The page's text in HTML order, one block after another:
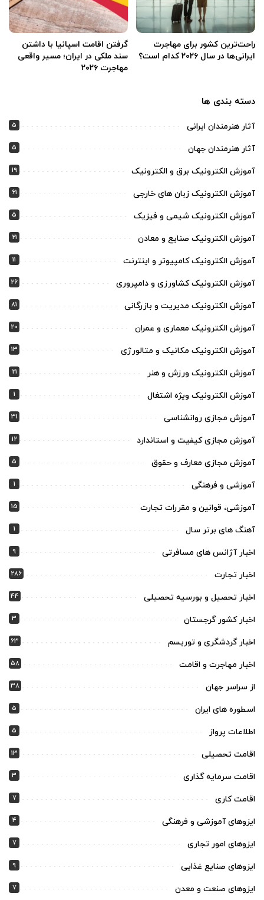
راحت‌ترین کشور برای مهاجرت
ایرانی‌ها در سال ۲۰۲۶ کدام است؟
گرفتن اقامت اسپانیا با داشتن
سند ملکی در ایران؛ مسیر واقعی
مهاجرت ۲۰۲۶
دسته بندی ها
آثار هنرمندان ایرانی 5
آثار هنرمندان جهان 5
آموزش الکترونیک برق و الکترونیک 19
آموزش الکترونیک زبان های خارجی 61
آموزش الکترونیک شیمی و فیزیک 5
آموزش الکترونیک صنایع و معادن 21
آموزش الکترونیک کامپیوتر و اینترنت 11
آموزش الکترونیک کشاورزی و دامپروری 26
آموزش الکترونیک مدیریت و بازرگانی 81
آموزش الکترونیک معماری و عمران 20
آموزش الکترونیک مکانیک و متالورژی 13
آموزش الکترونیک ورزش و هنر 21
آموزش الکترونیک ویژه اشتغال 1
آموزش مجازی روانشناسی 31
آموزش مجازی کیفیت و استاندارد 12
آموزش مجازی معارف و حقوق 5
آموزشی و فرهنگی 1
آموزشی، قوانین و مقررات تجارت 15
آهنگ های برتر سال 1
اخبار آژانس های مسافرتی 9
اخبار تجارت 286
اخبار تحصیل و بورسیه تحصیلی 44
اخبار کشور گرجستان 3
اخبار گردشگری و توریسم 63
اخبار مهاجرت و اقامت 58
از سراسر جهان 38
اسطوره های ایران 5
اطلاعات پرواز 5
اقامت تحصیلی 13
اقامت سرمایه گذاری 3
اقامت کاری 7
ایزوهای آموزشی و فرهنگی 4
ایزوهای امور تجاری 7
ایزوهای صنایع غذایی 9
ایزوهای صنعت و معدن 7